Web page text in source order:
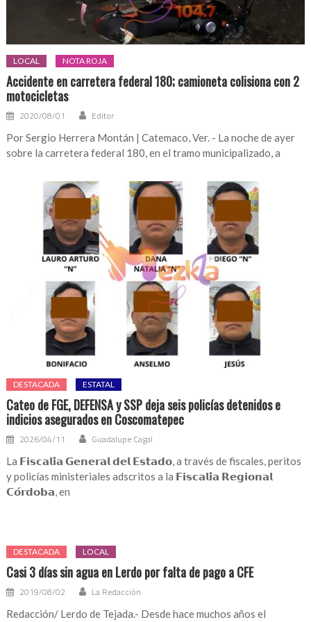
LOCAL NOTA ROJA
Accidente en carretera federal 180; camioneta colisiona con 2
motocicletas
2020/08/01 Editor
Por Sergio Herrera Montán | Catemaco, Ver. - La noche de ayer
sobre la carretera federal 180, en el tramo municipalizado, a
DESTACADA ESTATAL
Cateo de FGE, DEFENSA y SSP deja seis policías detenidos e
indicios asegurados en Coscomatepec
2026/04/11 Guadalupe Cagal
La 𝗙𝗶𝘀𝗰𝗮𝗹𝗶́𝗮 𝗚𝗲𝗻𝗲𝗿𝗮𝗹 𝗱𝗲𝗹 𝗘𝘀𝘁𝗮𝗱𝗼, a través de fiscales, peritos
y policías ministeriales adscritos a la 𝗙𝗶𝘀𝗰𝗮𝗹𝗶́𝗮 𝗥𝗲𝗴𝗶𝗼𝗻𝗮𝗹
𝗖𝗼́𝗿𝗱𝗼𝗯𝗮, en
DESTACADA LOCAL
Casi 3 días sin agua en Lerdo por falta de pago a CFE
2019/08/02 La Redacción
Redacción/ Lerdo de Tejada.- Desde hace muchos años el